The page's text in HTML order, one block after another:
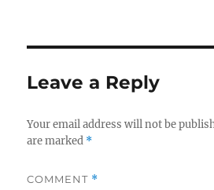
Leave a Reply
Your email address will not be
are marked *
COMMENT *